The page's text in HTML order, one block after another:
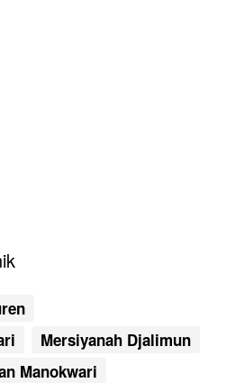
Mersiyanah Djalimun
Manokwari